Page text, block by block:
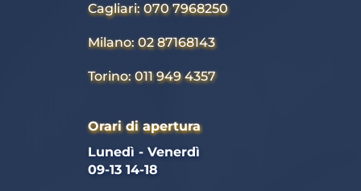
Cagliari: 070 7968250
Milano: 02 87168143
Torino: 011 949 4357
Orari di apertura
Lunedì - Venerdì
09-13 14-18